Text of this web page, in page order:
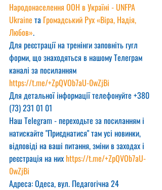
Народонаселення ООН в Україні - UNFPA
Ukraine та Громадський Рух «Віра, Надія,
Любов».
Для реєстрації на тренінги заповніть гугл
форми, що знаходяться в нашому Телеграм
каналі за посиланням
https://t.me/+ZpQVOb7aU-0wZjBi
Для детальної інформації телефонуйте +380
(73) 231 01 01
Наш Telegram - переходьте за посиланням і
натискайте "Приєднатися" там усі новинки,
відповіді на ваші питання, зміни в заходах і
реєстрація на них https://t.me/+ZpQVOb7aU-
0wZjBi
Адреса: Одеса, вул. Педагогічна 24